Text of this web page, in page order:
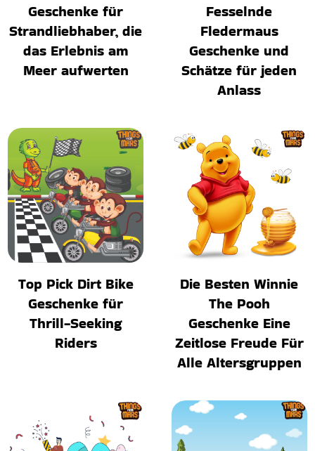
Geschenke für
Strandliebhaber, die
das Erlebnis am
Meer aufwerten
Fesselnde
Fledermaus
Geschenke und
Schätze für jeden
Anlass
Top Pick Dirt Bike
Geschenke für
Thrill-Seeking
Riders
Die Besten Winnie
The Pooh
Geschenke Eine
Zeitlose Freude Für
Alle Altersgruppen